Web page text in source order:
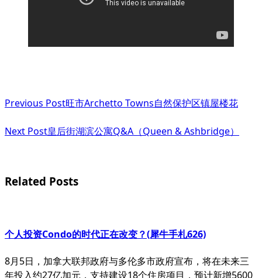
class="nav-
subtitle
reader-
Previous Post旺市Archetto Towns自然保护区镇屋楼花
Next Post皇后街湖滨公寓Q&A（Queen & Ashbridge）
Related Posts
个人投资Condo的时代正在改变？(犀牛手札626)
8月5日，加拿大联邦政府与多伦多市政府宣布，将在未来三
年投入约27亿加元，支持建设18个住房项目，预计新增5600